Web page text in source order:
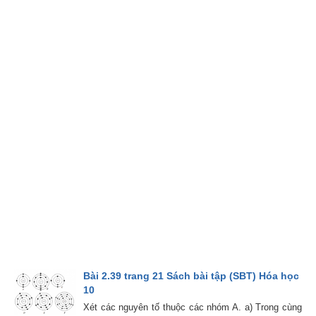
Bài 2.39 trang 21 Sách bài tập (SBT) Hóa học
10
Xét các nguyên tố thuộc các nhóm A. a) Trong cùng